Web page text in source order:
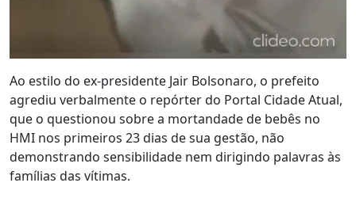
Ao estilo do ex-presidente Jair Bolsonaro, o prefeito
agrediu verbalmente o repórter do Portal Cidade Atual,
que o questionou sobre a mortandade de bebês no
HMI nos primeiros 23 dias de sua gestão, não
demonstrando sensibilidade nem dirigindo palavras às
famílias das vítimas.